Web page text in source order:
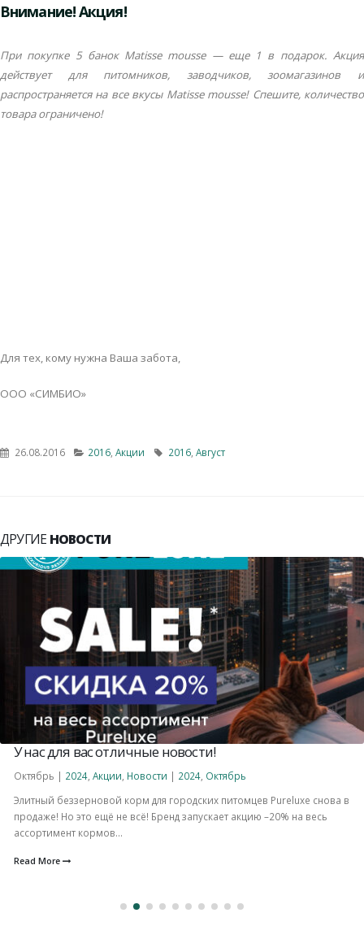
Внимание! Акция!
При покупке 5 банок Matisse mousse — еще 1 в подарок. Акция
действует для питомников, заводчиков, зоомагазинов и
распространяется на все вкусы Matisse mousse! Спешите, количество
товара ограничено!
Для тех, кому нужна Ваша забота,
ООО «СИМБИО»
26.08.2016 2016 ,Акции 2016 ,Август
ДРУГИЕ НОВОСТИ
У нас для вас отличные новости!
Октябрь | 2024 Акции Новости | 2024 Октябрь
Элитный беззерновой корм для городских питомцев Pureluxe снова в
продаже! Но это ещё не всё! Бренд запускает акцию –20% на весь
ассортимент кормов...
Read More